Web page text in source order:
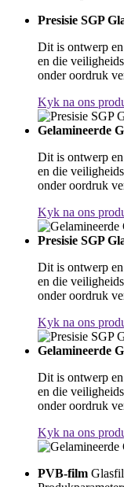
Presisie SGP
Dit is ontwerp
en die
onder oordruk
Kyk na ons
Gelamineerde
Dit is ontwerp
en die
onder oordruk
Kyk na ons
Presisie SGP
Dit is ontwerp
en die
onder oordruk
Kyk na ons
Gelamineerde
Dit is ontwerp
en die
onder oordruk
Kyk na ons
PVB-film